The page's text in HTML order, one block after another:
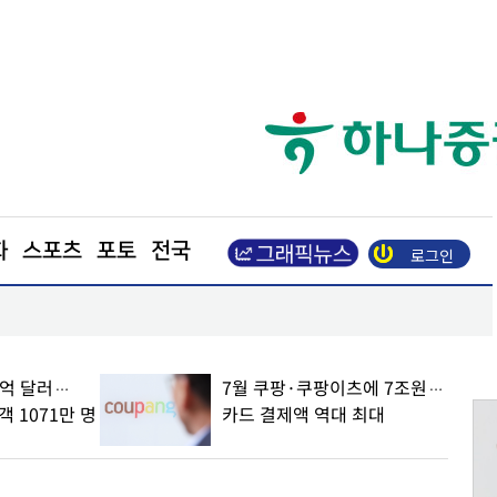
스포츠 포토 전국 로그인
달러…
1071만 명
7월 쿠팡·쿠팡이츠에 7조원…
카드 결제액 역대 최대